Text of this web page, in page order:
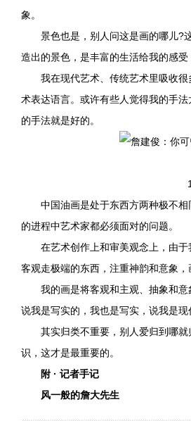
象。
景色也是，别人问这是画的哪儿?这
造出的景色，是丰富的生活给我的感
我在现代艺术、传统艺术里吸收很
术表达语言。或许有些人觉得我的手
的手法就是好的。
中国油画是处于东西方两种极不相
的进程中艺术家都必须面对的问题。
在艺术创作上和审美观念上，由于
客观走极端的东西，注重神韵和意象，
我的画是将客观和主观、抽象和意
说我是写实的，我也是写实，说我是
其实归类不重要，别人爱归到哪就
识，这才是最重要的。
附 · 记者手记
风一般的詹大先生